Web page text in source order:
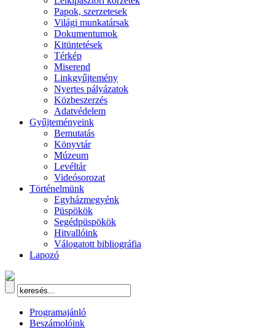
Papok, szerzetesek
Világi munkatársak
Dokumentumok
Kitüntetések
Térkép
Miserend
Linkgyűjtemény
Nyertes pályázatok
Közbeszerzés
Adatvédelem
Gyűjteményeink
Bemutatás
Könyvtár
Múzeum
Levéltár
Videósorozat
Történelmünk
Egyházmegyénk
Püspökök
Segédpüspökök
Hitvallóink
Válogatott bibliográfia
Lapozó
Programajánló
Beszámolóink